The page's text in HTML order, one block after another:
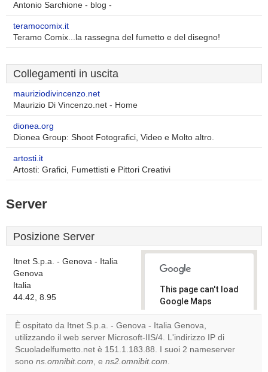
Antonio Sarchione - blog -
teramocomix.it
Teramo Comix...la rassegna del fumetto e del disegno!
Collegamenti in uscita
mauriziodivincenzo.net
Maurizio Di Vincenzo.net - Home
dionea.org
Dionea Group: Shoot Fotografici, Video e Molto altro.
artosti.it
Artosti: Grafici, Fumettisti e Pittori Creativi
Server
Posizione Server
Itnet S.p.a. - Genova - Italia
Genova
Italia
44.42, 8.95
This page can't load
Google Maps
correctly.
Do you
own this
OK
È ospitato da Itnet S.p.a. - Genova - Italia Genova,
utilizzando il web server Microsoft-IIS/4. L'indirizzo IP di
Scuoladelfumetto.net è 151.1.183.88. I suoi 2 nameserver
sono ns.omnibit.com, e ns2.omnibit.com.